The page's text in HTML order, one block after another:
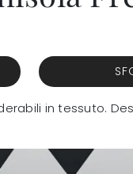
in tessuto.